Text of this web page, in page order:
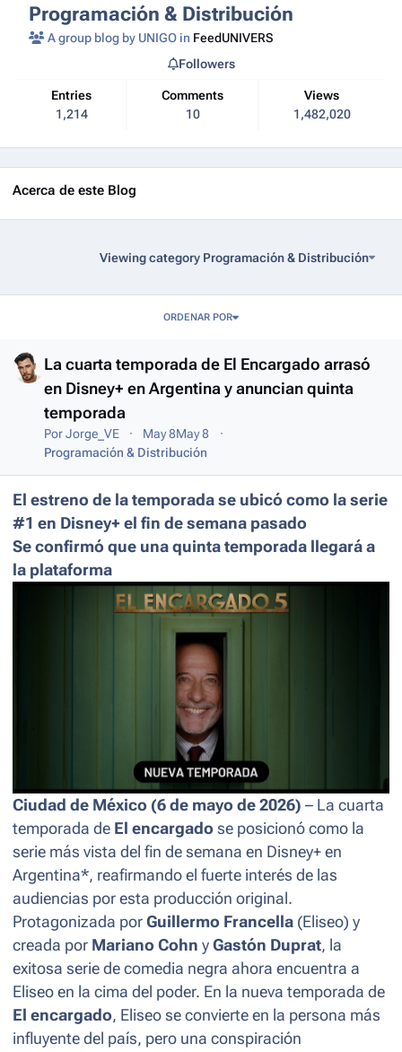
Programación & Distribución
A group blog by UNIGO in FeedUNIVERS
Entries
1,214
Comments
10
Views
1,482,020
Followers
Acerca de este Blog
Viewing category Programación & Distribución
ORDENAR POR
La cuarta temporada de El Encargado arrasó
en Disney+ en Argentina y anuncian quinta
temporada
PorJorge_VE May 8May 8
Programación & Distribución
El estreno de la temporada se ubicó como la serie
#1 en Disney+ el fin de semana pasado
Se confirmó que una quinta temporada llegará a
la plataforma
Ciudad de México (6 de mayo de 2026) – La cuarta
temporada de El encargado se posicionó como la
serie más vista del fin de semana en Disney+ en
Argentina*, reafirmando el fuerte interés de las
audiencias por esta producción original.
Protagonizada por Guillermo Francella (Eliseo) y
creada por Mariano Cohn y Gastón Duprat, la
exitosa serie de comedia negra ahora encuentra a
Eliseo en la cima del poder. En la nueva temporada de
El encargado, Eliseo se convierte en la persona más
influyente del país, pero una conspiración